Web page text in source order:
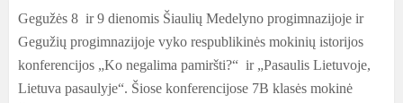
Gegužės 8 ir 9 dienomis Šiaulių Medelyno progimnazijoje ir
Gegužių progimnazijoje vyko respublikinės mokinių istorijos
konferencijos „Ko negalima pamiršti?“ ir „Pasaulis Lietuvoje,
Lietuva pasaulyje“. Šiose konferencijose 7B klasės mokinė